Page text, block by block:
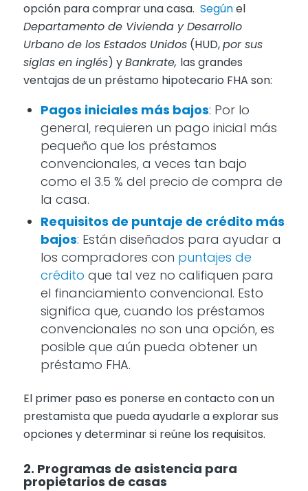
opción para comprar una casa. Segúnel
Departamento de Vivienda y Desarrollo
Urbano de los Estados Unidos(HUD,por sus
siglas en inglés) yBankrate, las grandes
ventajas de un préstamo hipotecario FHA son:
Pagos iniciales más bajos: Por lo
general, requieren un pago inicial más
pequeño que los préstamos
convencionales, a veces tan bajo
como el 3.5 % del precio de compra de
la casa.
Requisitos de puntaje de crédito más
bajos: Están diseñados para ayudar a
los compradores con puntajes de
crédito que tal vez no califiquen para
el financiamiento convencional. Esto
significa que, cuando los préstamos
convencionales no son una opción, es
posible que aún pueda obtener un
préstamo FHA.
El primer paso es ponerse en contacto con un
prestamista que pueda ayudarle a explorar sus
opciones y determinar si reúne los requisitos.
2. Programas de asistencia para
propietarios de casas